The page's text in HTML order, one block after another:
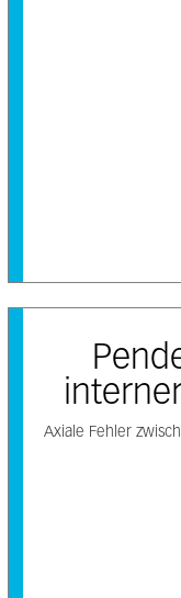
Axiale Fehler